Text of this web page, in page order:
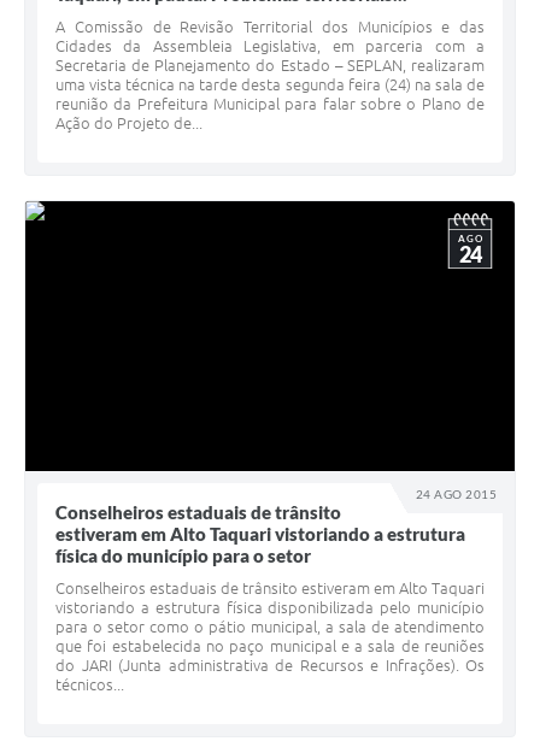
A Comissão de Revisão Territorial dos Municípios e das
Cidades da Assembleia Legislativa, em parceria com a
Secretaria de Planejamento do Estado – SEPLAN, realizaram
uma vista técnica na tarde desta segunda feira (24) na sala de
reunião da Prefeitura Municipal para falar sobre o Plano de
Ação do Projeto de...
24 AGO 2015
AGO
24
Conselheiros estaduais de trânsito
estiveram em Alto Taquari vistoriando a estrutura
física do município para o setor
Conselheiros estaduais de trânsito estiveram em Alto Taquari
vistoriando a estrutura física disponibilizada pelo município
para o setor como o pátio municipal, a sala de atendimento
que foi estabelecida no paço municipal e a sala de reuniões
do JARI (Junta administrativa de Recursos e Infrações). Os
técnicos...